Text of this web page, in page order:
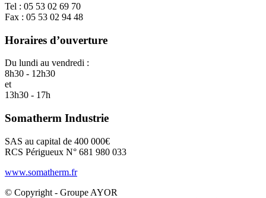
Tel : 05 53 02 69 70
Fax : 05 53 02 94 48
Horaires d’ouverture
Du lundi au vendredi :
8h30 - 12h30
et
13h30 - 17h
Somatherm Industrie
SAS au capital de 400 000€
RCS Périgueux N° 681 980 033
www.somatherm.fr
© Copyright - Groupe AYOR